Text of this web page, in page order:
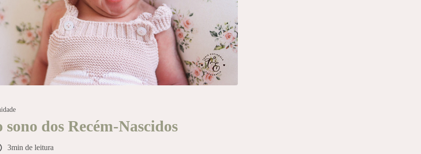
sono dos Recém-Nascidos
3min de leitura